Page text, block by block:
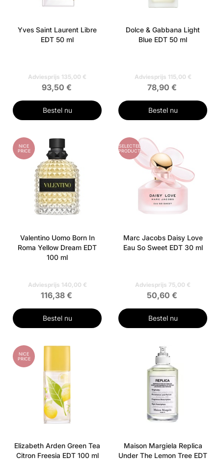
Yves Saint Laurent Libre
EDT 50 ml
Adviesprijs 135,00 €
93,50 €
Bestel nu
Dolce & Gabbana Light
Blue EDT 50 ml
Adviesprijs 115,00 €
78,90 €
Bestel nu
NICE
PRICE
Valentino Uomo Born In
Roma Yellow Dream EDT
100 ml
Adviesprijs 140,00 €
116,38 €
Bestel nu
GESELECTEERD
PRODUCT
Marc Jacobs Daisy Love
Eau So Sweet EDT 30 ml
Adviesprijs 75,00 €
50,60 €
Bestel nu
NICE
PRICE
Elizabeth Arden Green Tea
Citron Freesia EDT 100 ml
Maison Margiela Replica
Under The Lemon Tree EDT